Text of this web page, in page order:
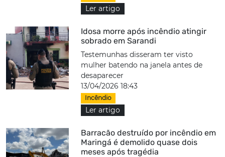
Ler artigo
Idosa morre após incêndio atingir
sobrado em Sarandi
Testemunhas disseram ter visto
mulher batendo na janela antes de
desaparecer
13/04/2026 18:43
Incêndio
Ler artigo
Barracão destruído por incêndio em
Maringá é demolido quase dois
meses após tragédia